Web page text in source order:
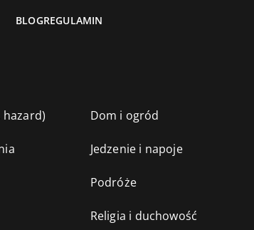
BLOGREGULAMIN
Dom i ogród
Jedzenie i napoje
Podróże
Religia i duchowość